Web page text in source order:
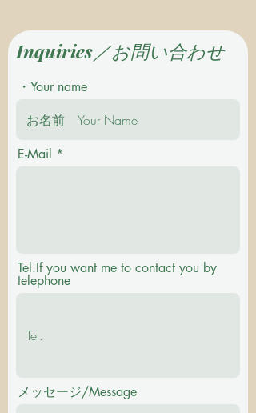
Inquiries／お問い合わせ
・Your name
E-Mail
Tel.If you want me to contact you by
telephone
メッセージ/Message